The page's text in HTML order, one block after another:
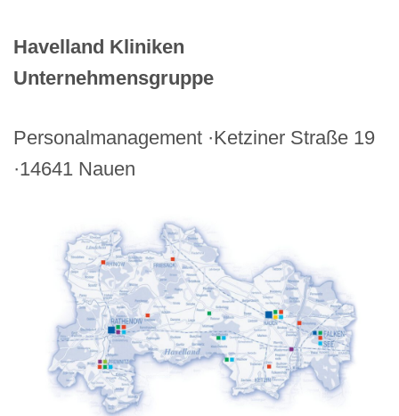
Havelland Kliniken
Unternehmensgruppe
Personalmanagement ·Ketziner Straße 19
·14641 Nauen